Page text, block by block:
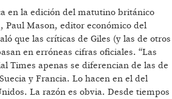
en la edición del matutino británico
Paul Mason, editor económico del
que las críticas de Giles (y las de otros
en erróneas cifras oficiales. “Las
Times apenas se diferencian de las de
y Francia. Lo hacen en el del
La razón es obvia. Desde tiempos